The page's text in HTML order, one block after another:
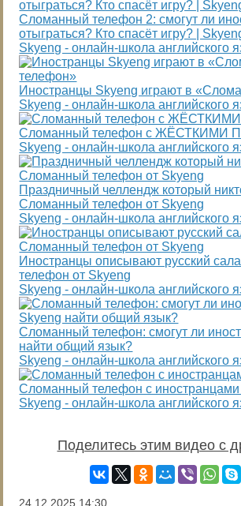
Сломанный телефон 2: смогут ли
отыграться? Кто спасёт игру? |
Skyeng - онлайн-школа английского
Иностранцы Skyeng играют в
Skyeng - онлайн-школа английского
Сломанный телефон с ЖЁСТКИМИ
Skyeng - онлайн-школа английского
Праздничный челлендж который
Сломанный телефон от Skyeng
Skyeng - онлайн-школа английского
Иностранцы описывают русский
телефон от Skyeng
Skyeng - онлайн-школа английского
Сломанный телефон: смогут ли
найти общий язык?
Skyeng - онлайн-школа английского
Сломанный телефон с иностранцами
Skyeng - онлайн-школа английского
Поделитесь этим видео с
24.12.2025 14:30